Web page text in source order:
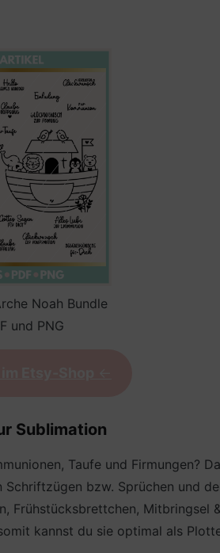
Noah Bundle
und PNG
Sublimation
Taufe und Firmungen?
bzw. Sprüchen und
Frühstücksbrettchen, Mitbringsel
kannst du sie optimal als